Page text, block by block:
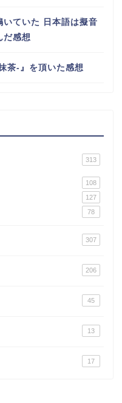
いていた 日本語は擬音
だ感想
茶-』を頂いた感想
313
108
127
78
307
206
45
13
17